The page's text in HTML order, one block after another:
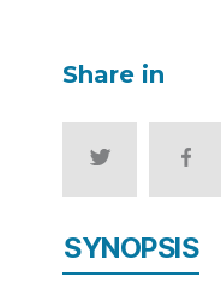
SYNOPSIS
Share in